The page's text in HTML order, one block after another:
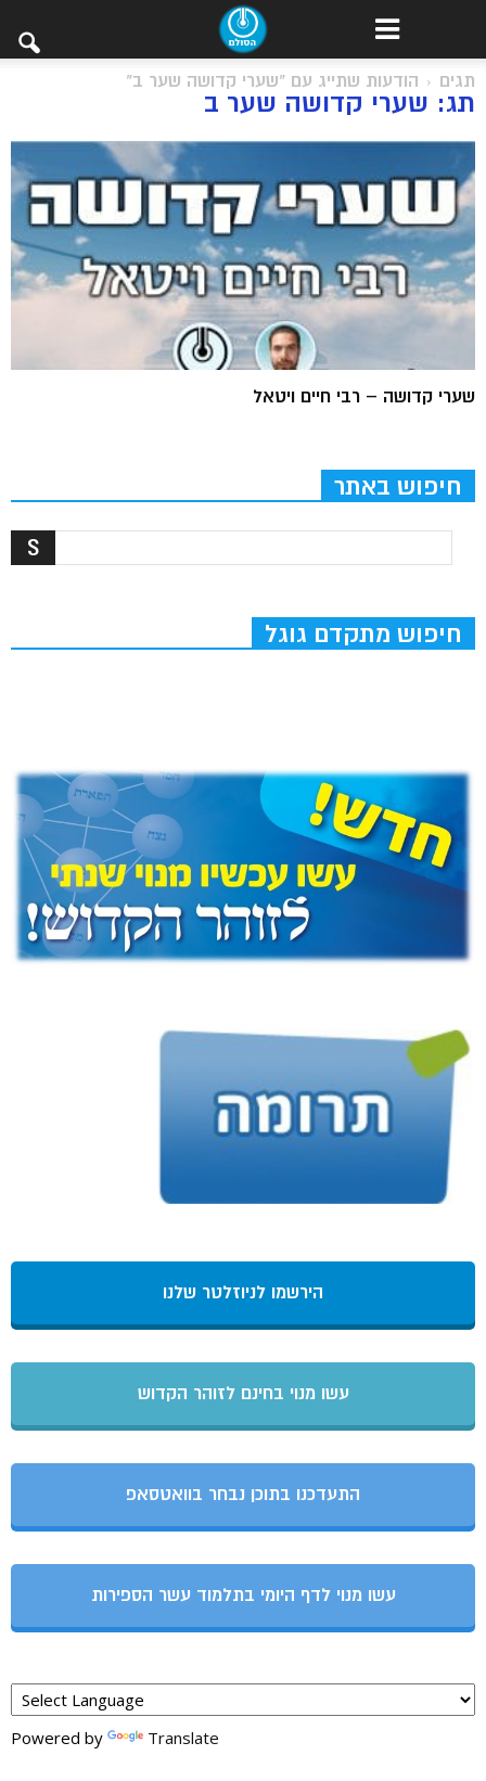
תגים הודעות שתייג עם "שערי קדושה שער ב"
תג: שערי קדושה שער ב
שערי קדושה – רבי חיים ויטאל
חיפוש באתר
חיפוש מתקדם גוגל
הירשמו לניוזלטר שלנו
עשו מנוי בחינם לזוהר הקדוש
התעדכנו בתוכן נבחר בוואטסאפ
עשו מנוי לדף היומי בתלמוד עשר הספירות
Powered by Translate